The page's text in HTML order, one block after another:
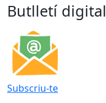
Butlletí digital
Subscriu-te